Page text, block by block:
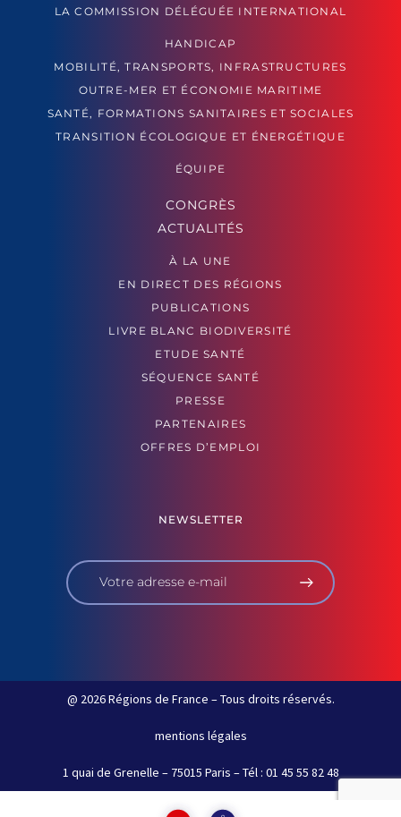
LA COMMISSION DÉLÉGUÉE INTERNATIONAL
HANDICAP
MOBILITÉ, TRANSPORTS, INFRASTRUCTURES
OUTRE-MER ET ÉCONOMIE MARITIME
SANTÉ, FORMATIONS SANITAIRES ET SOCIALES
TRANSITION ÉCOLOGIQUE ET ÉNERGÉTIQUE
ÉQUIPE
CONGRÈS
ACTUALITÉS
À LA UNE
EN DIRECT DES RÉGIONS
PUBLICATIONS
LIVRE BLANC BIODIVERSITÉ
ETUDE SANTÉ
SÉQUENCE SANTÉ
PRESSE
PARTENAIRES
OFFRES D’EMPLOI
NEWSLETTER
@ 2026 Régions de France – Tous droits réservés.
mentions légales
1 quai de Grenelle – 75015 Paris – Tél : 01 45 55 82 48